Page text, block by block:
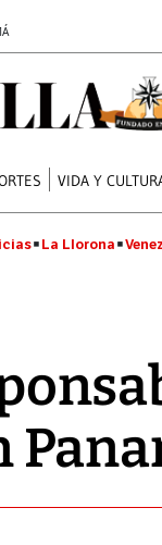
VIDA Y
La Llorona